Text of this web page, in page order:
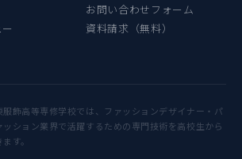
お問い合わせフォーム
資料請求（無料）
飾高等専修学校では、ファッションデザイナー・パ
ション業界で活躍するための専門技術を高校生から
す。